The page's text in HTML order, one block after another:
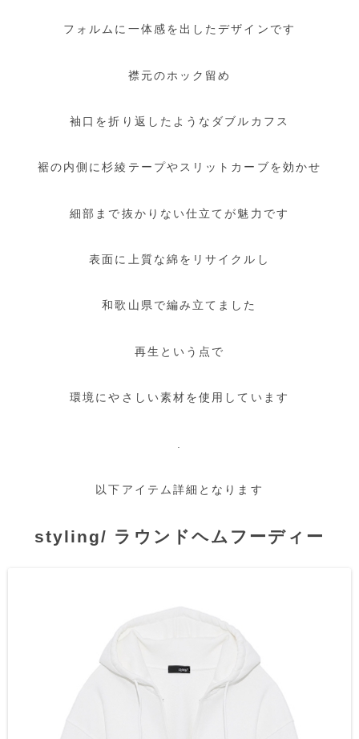
フォルムに一体感を出したデザインです
襟元のホック留め
袖口を折り返したようなダブルカフス
裾の内側に杉綾テープやスリットカーブを効かせ
細部まで抜かりない仕立てが魅力です
表面に上質な綿をリサイクルし
和歌山県で編み立てました
再生という点で
環境にやさしい素材を使用しています
以下アイテム詳細となります
styling/ ラウンドヘムフーディー